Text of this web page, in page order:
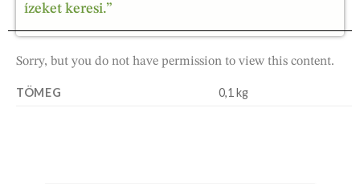
ízeket keresi.”
Sorry, but you do not have permission to view this content.
TÖMEG 0,1 kg